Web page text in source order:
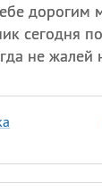
дорогим
сегодня
не жалей